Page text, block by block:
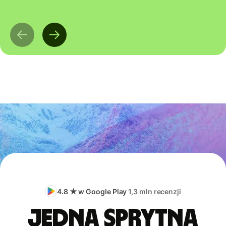
4.8 ★ w Google Play1,3 mln recenzji
Jedna sprytna